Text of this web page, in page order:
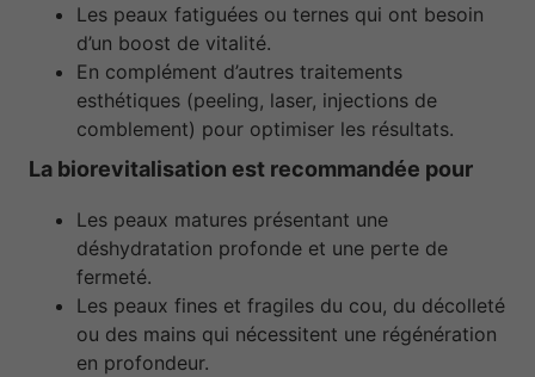
Les peaux fatiguées ou ternes qui ont besoin
d’un boost de vitalité.
En complément d’autres traitements
esthétiques (peeling, laser, injections de
comblement) pour optimiser les résultats.
La biorevitalisation est recommandée pour
Les peaux matures présentant une
déshydratation profonde et une perte de
fermeté.
Les peaux fines et fragiles du cou, du décolleté
ou des mains qui nécessitent une régénération
en profondeur.